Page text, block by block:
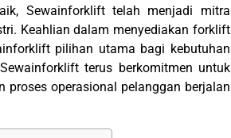
Sewainforklift telah menjadi mitra
Keahlian dalam menyediakan forklift
pilihan utama bagi kebutuhan
terus berkomitmen untuk
operasional pelanggan berjalan